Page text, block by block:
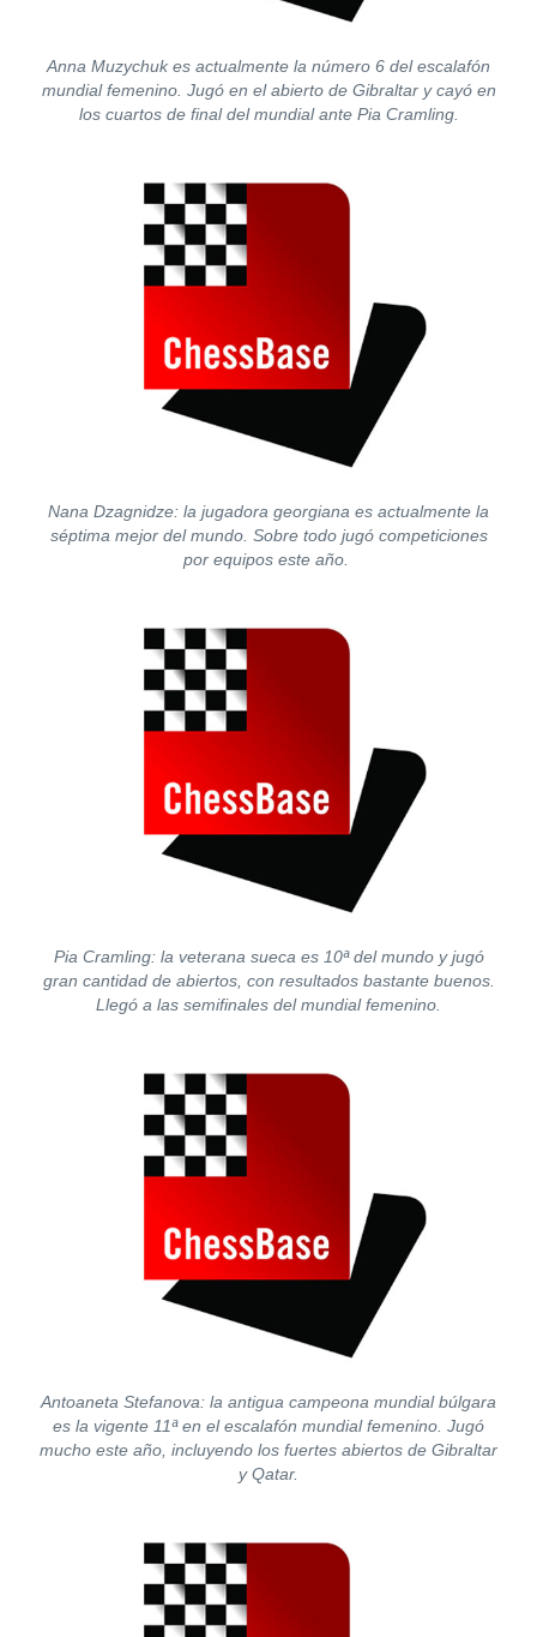
Anna Muzychuk es actualmente la número 6 del escalafón
mundial femenino. Jugó en el abierto de Gibraltar y cayó en
los cuartos de final del mundial ante Pia Cramling.
Nana Dzagnidze: la jugadora georgiana es actualmente la
séptima mejor del mundo. Sobre todo jugó competiciones
por equipos este año.
Pia Cramling: la veterana sueca es 10ª del mundo y jugó
gran cantidad de abiertos, con resultados bastante buenos.
Llegó a las semifinales del mundial femenino.
Antoaneta Stefanova: la antigua campeona mundial búlgara
es la vigente 11ª en el escalafón mundial femenino. Jugó
mucho este año, incluyendo los fuertes abiertos de Gibraltar
y Qatar.